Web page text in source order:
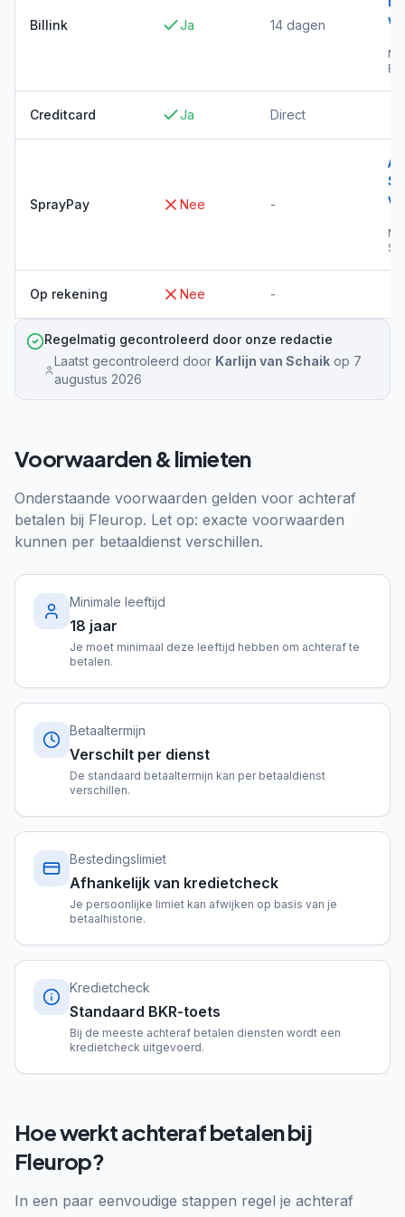
Billink Ja 14 dagen
→
Creditcard Ja Direct
SprayPay Nee -
→
Op rekening Nee -
Regelmatig gecontroleerd door onze redactie
Laatst gecontroleerd door Karlijn van Schaik op 7
augustus 2026
Voorwaarden & limieten
Onderstaande voorwaarden gelden voor achteraf
betalen bij Fleurop. Let op: exacte voorwaarden
kunnen per betaaldienst verschillen.
Minimale leeftijd
18 jaar
Je moet minimaal deze leeftijd hebben om achteraf te
betalen.
Betaaltermijn
Verschilt per dienst
De standaard betaaltermijn kan per betaaldienst
verschillen.
Bestedingslimiet
Afhankelijk van kredietcheck
Je persoonlijke limiet kan afwijken op basis van je
betaalhistorie.
Kredietcheck
Standaard BKR-toets
Bij de meeste achteraf betalen diensten wordt een
kredietcheck uitgevoerd.
Hoe werkt achteraf betalen bij
Fleurop?
In een paar eenvoudige stappen regel je achteraf